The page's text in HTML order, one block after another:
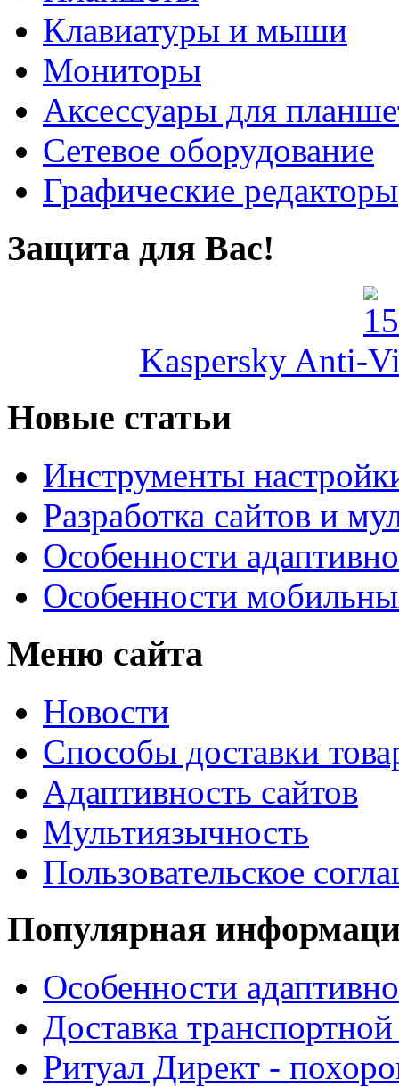
Клавиатуры и мыши
Мониторы
Аксессуары для
Сетевое оборудование
Графические редакторы
Защита для Вас!
Kaspersky Anti-
Новые статьи
Инструменты
Разработка сайтов и
Особенности
Особенности
Меню сайта
Новости
Способы доставки
Адаптивность сайтов
Мультиязычность
Пользовательское
Популярная
Особенности
Доставка
Ритуал Директ -